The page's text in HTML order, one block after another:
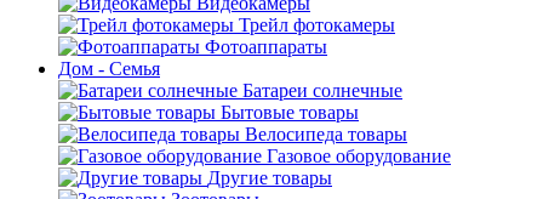
Трейл фотокамеры
Фотоаппараты
Дом - Семья
Батареи солнечные
Бытовые товары
Велосипеда товары
Газовое оборудование
Другие товары